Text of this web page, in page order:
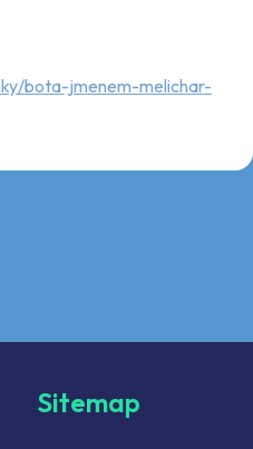
bota-jmenem-melichar-
Sitemap